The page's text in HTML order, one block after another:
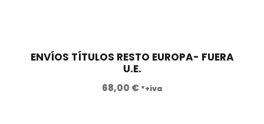
ENVÍOS TÍTULOS RESTO EUROPA- FUERA
U.E.
68,00 € *+iva